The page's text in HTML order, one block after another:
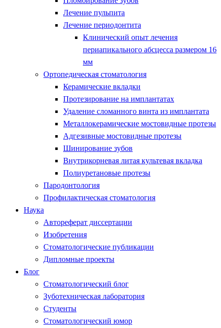
Лечение пульпита
Лечение периодонтита
Клинический опыт лечения
периапикального абсцесса размером 16
мм
Ортопедическая стоматология
Керамические вкладки
Протезирование на имплантатах
Удаление сломанного винта из имплантата
Металлокерамические мостовидные протезы
Адгезивные мостовидные протезы
Шинирование зубов
Внутрикорневая литая культевая вкладка
Полиуретановые протезы
Пародонтология
Профилактическая стоматология
Наука
Автореферат диссертации
Изобретения
Стоматологические публикации
Дипломные проекты
Блог
Стоматологический блог
Зуботехническая лаборатория
Студенты
Стоматологический юмор